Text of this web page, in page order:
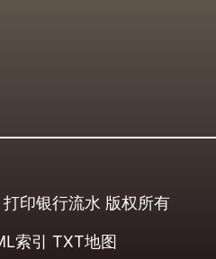
打印银行流水 版权所有
索引 TXT地图